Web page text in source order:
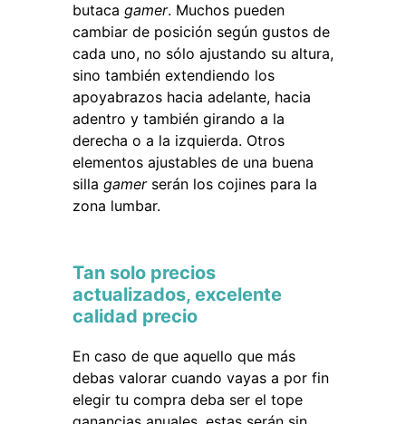
butaca gamer. Muchos pueden
cambiar de posición según gustos de
cada uno, no sólo ajustando su altura,
sino también extendiendo los
apoyabrazos hacia adelante, hacia
adentro y también girando a la
derecha o a la izquierda. Otros
elementos ajustables de una buena
silla gamerserán los cojines para la
zona lumbar.
Tan solo precios
actualizados, excelente
calidad precio
En caso de que aquello que más
debas valorar cuando vayas a por fin
elegir tu compra deba ser el tope